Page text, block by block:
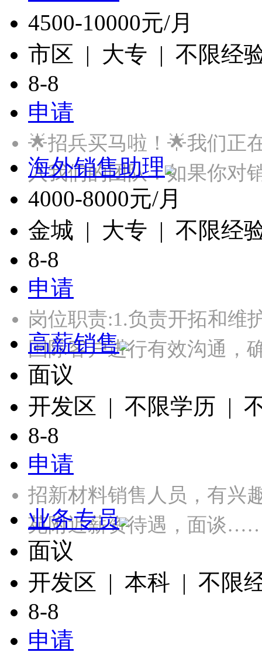
4500-10000元/月
市区 | 大专 | 不限经
8-8
申请
🌟招兵买马啦！🌟我们正
入我们的团队！如果你
海外销售助理
4000-8000元/月
金城 | 大专 | 不限经
8-8
申请
岗位职责:1.负责开拓和维
国际客户进行有效沟通
高薪销售
面议
开发区 | 不限学历 |
8-8
申请
招新材料销售人员，有兴
苑附近薪资待遇，面谈
业务专员
面议
开发区 | 本科 | 不限
8-8
申请